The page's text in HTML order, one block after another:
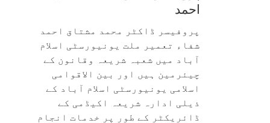
احمد
پروفیسر ڈاکٹر محمد مشتاق احمد
شفاء تعمیر ملت یونیورسٹی اسلام
آباد میں شعبہ شریعہ وقانون کے
چیئرمین ہیں اور بین الاقوامی
اسلامی یونیورسٹی اسلام آباد کے
ذیلی ادارہ شریعہ اکیڈمی کے
ڈائریکٹر کے طور پر خدمات انجام